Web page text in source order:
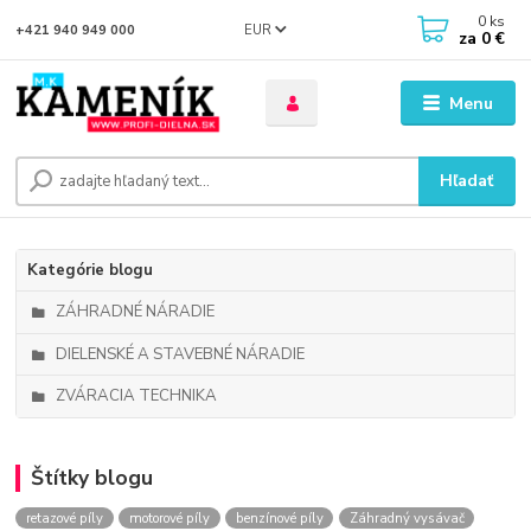
Menu
EUR
Hľadať
+421 940 949 000 0 ks
za 0 €
Kategórie blogu
ZÁHRADNÉ NÁRADIE
DIELENSKÉ A STAVEBNÉ NÁRADIE
ZVÁRACIA TECHNIKA
Štítky blogu
retazové píly motorové píly benzínové píly
Záhradný vysávač